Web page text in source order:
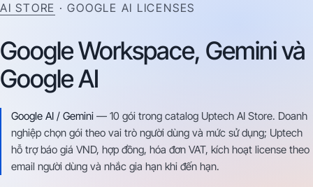
AI STORE · GOOGLE AI LICENSES
GoogleWorkspace, Geminivà
GoogleAI
Google AI / Gemini — 10 gói trong catalog Uptech AI Store. Doanh
nghiệp chọn gói theo vai trò người dùng và mức sử dụng; Uptech
hỗ trợ báo giá VND, hợp đồng, hóa đơn VAT, kích hoạt license theo
email người dùng và nhắc gia hạn khi đến hạn.